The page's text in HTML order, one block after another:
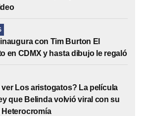
con Tim Burton El
en CDMX y hasta dibujo le regaló
Los aristogatos? La película
que Belinda volvió viral con su